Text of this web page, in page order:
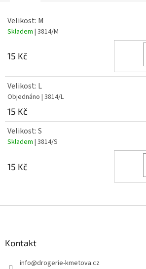
Velikost: M
Skladem | 3814/M
15 Kč
Velikost: L
Objednáno | 3814/L
15 Kč
Velikost: S
Skladem | 3814/S
15 Kč
Kontakt
info@drogerie-kmetova.cz